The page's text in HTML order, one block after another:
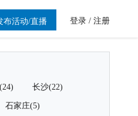
布活动/直播 登录 / 注册
长沙(22)
石家庄(5)